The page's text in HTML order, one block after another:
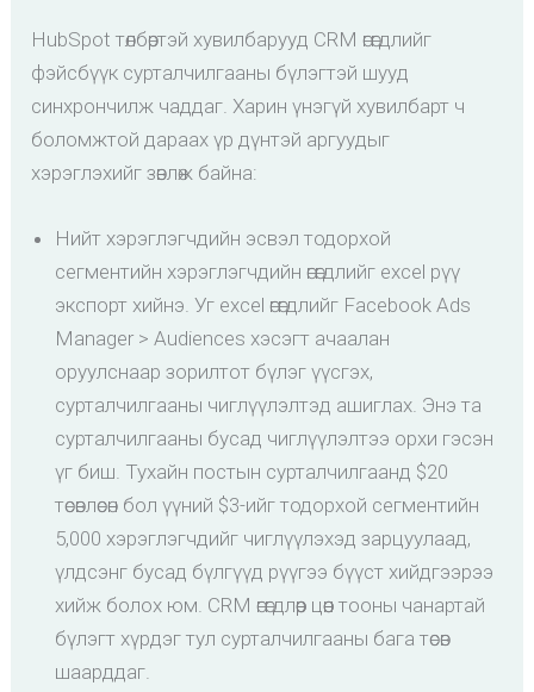
HubSpot төлбөртэй хувилбарууд CRM өгөгдлийг
фэйсбүүк сурталчилгааны бүлэгтэй шууд
синхрончилж чаддаг. Харин үнэгүй хувилбарт ч
боломжтой дараах үр дүнтэй аргуудыг
хэрэглэхийг зөвлөж байна:
Нийт хэрэглэгчдийн эсвэл тодорхой
сегментийн хэрэглэгчдийн өгөгдлийг excel рүү
экспорт хийнэ. Уг excel өгөгдлийг Facebook Ads
Manager > Audiences хэсэгт ачаалан
оруулснаар зорилтот бүлэг үүсгэх,
сурталчилгааны чиглүүлэлтэд ашиглах. Энэ та
сурталчилгааны бусад чиглүүлэлтээ орхи гэсэн
үг биш. Тухайн постын сурталчилгаанд $20
төсөвлөсөн бол үүний $3-ийг тодорхой сегментийн
5,000 хэрэглэгчдийг чиглүүлэхэд зарцуулаад,
үлдсэнг бусад бүлгүүд рүүгээ бүүст хийдгээрээ
хийж болох юм. CRM өгөгдлөөр цөөн тооны чанартай
бүлэгт хүрдэг тул сурталчилгааны бага төсөв
шаарддаг.